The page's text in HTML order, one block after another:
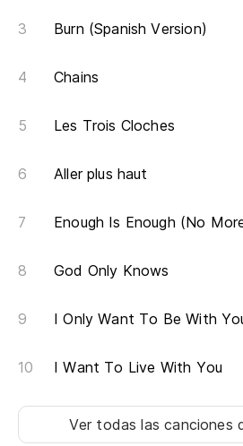
Burn (Spanish Version)
Chains
Les Trois Cloches
Aller plus haut
Enough Is Enough (No
God Only Knows
I Only Want To Be With
I Want To Live With You
Ver todas las canciones